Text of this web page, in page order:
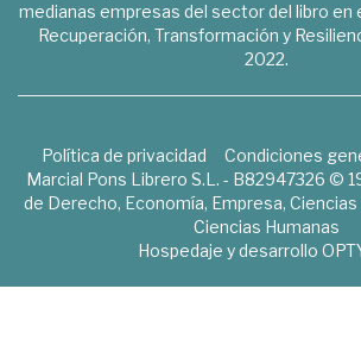
medianas empresas del sector del libro en
Recuperación, Transformación y
2022.
Política de privacidad Condiciones
Marcial Pons Librero S.L. - B82947326 ©
de Derecho, Economía, Empresa,
Ciencias Humanas
Hospedaje y desarrollo